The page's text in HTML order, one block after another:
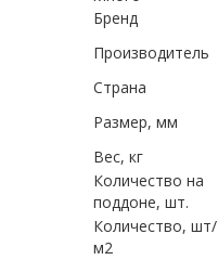
Бренд
Производитель
Страна
Размер, мм
Вес, кг
Количество на
поддоне, шт.
Количество, шт/
м2